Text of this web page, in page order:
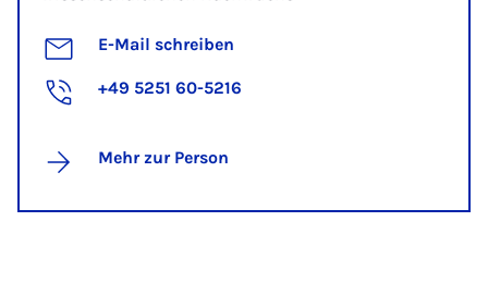
E-Mail schreiben
+49 5251 60-5216
Mehr zur Person